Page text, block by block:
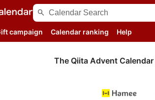
search
campaign Calendar ranking Help
The Qiita Advent